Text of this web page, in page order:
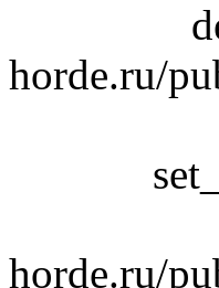
horde.ru/
horde.ru/